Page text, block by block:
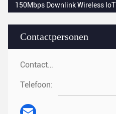
Contactpersonen
Contactpersonen:
Telefoon:
150Mbps Downlink Wireless